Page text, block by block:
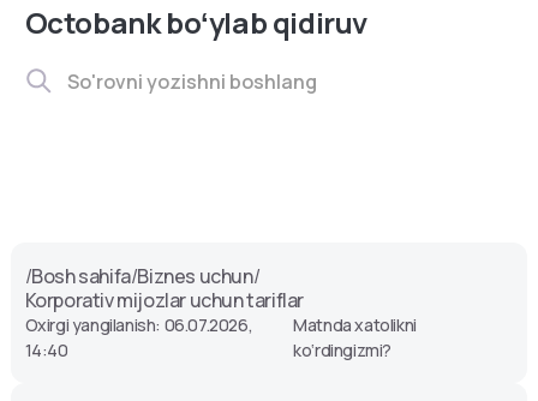
Octobank boʻylab qidiruv
/Bosh sahifa/Biznes uchun/
Korporativ mijozlar uchun tariflar
Oxirgi yangilanish: 06.07.2026,
14:40
Matnda xatolikni
ko‘rdingizmi?